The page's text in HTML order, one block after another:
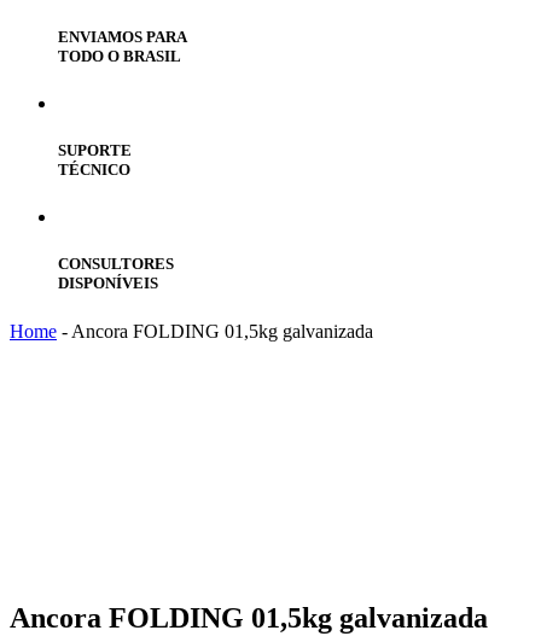
ENVIAMOS PARA
TODO O BRASIL
SUPORTE
TÉCNICO
CONSULTORES
DISPONÍVEIS
Home - Ancora FOLDING 01,5kg galvanizada
Ancora FOLDING 01,5kg galvanizada